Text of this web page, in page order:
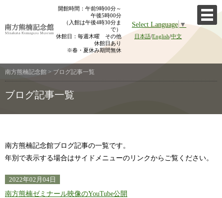
content
開館時間：午前9時00分～
午後5時00分
（入館は午後4時30分ま
で）
休館日：毎週木曜 その他
休館日あり
※春・夏休み期間無休
Select Language▼
日本語/English/中文
南方熊楠記念館 > ブログ記事一覧
ブログ記事一覧
南方熊楠記念館ブログ記事の一覧です。
年別で表示する場合はサイドメニューのリンクからご覧ください。
2022年02月04日
南方熊楠ゼミナール映像のYouTube公開